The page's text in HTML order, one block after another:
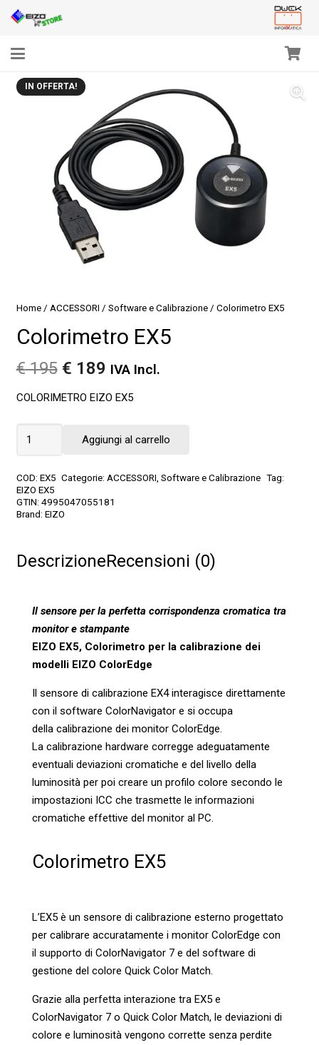
IN OFFERTA!
Home/ ACCESSORI / Software e Calibrazione/ Colorimetro EX5
Colorimetro EX5
€195 Il
originale
€ 195.
€ 189 Il
attuale
€ 189.
IVA Incl.
COLORIMETRO EIZO EX5
Aggiungi al carrello
COD: EX5 Categorie: ACCESSORI, Software e Calibrazione Tag:
EIZO EX5
GTIN: 4995047055181
Brand: EIZO
DescrizioneRecensioni (0)
Il sensore per la perfetta corrispondenza cromatica tra
monitor e stampante
EIZO EX5, Colorimetro per la calibrazione dei
modelli EIZO ColorEdge
Il sensore di calibrazione EX4 interagisce direttamente
con il software ColorNavigator e si occupa
della calibrazione dei monitor ColorEdge.
La calibrazione hardware corregge adeguatamente
eventuali deviazioni cromatiche e del livello della
luminosità per poi creare un profilo colore secondo le
impostazioni ICC che trasmette le informazioni
cromatiche effettive del monitor al PC.
Colorimetro EX5
L’EX5 è un sensore di calibrazione esterno progettato
per calibrare accuratamente i monitor ColorEdge con
il supporto di ColorNavigator 7 e del software di
gestione del colore Quick Color Match.
Grazie alla perfetta interazione tra EX5 e
ColorNavigator 7 o Quick Color Match, le deviazioni di
colore e luminosità vengono corrette senza perdite